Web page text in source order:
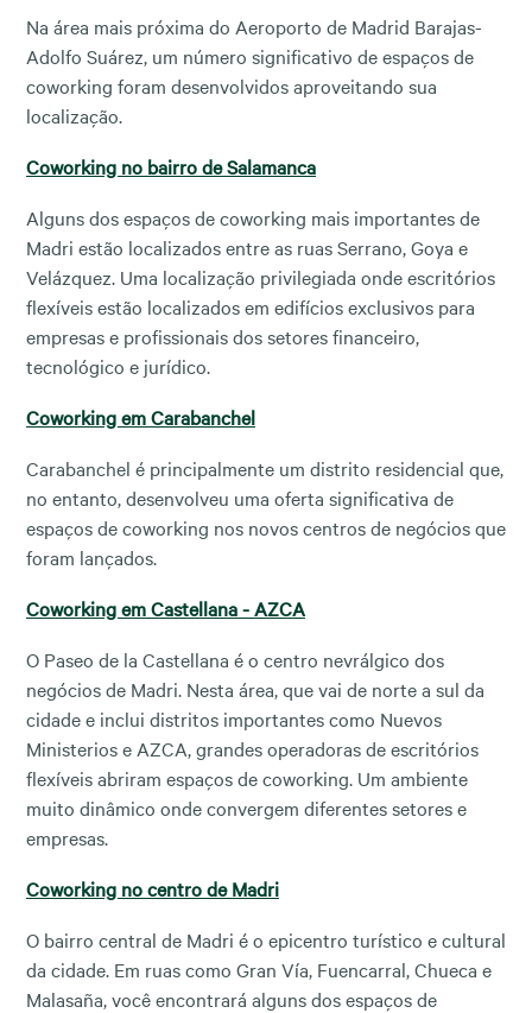
Na área mais próxima do Aeroporto de Madrid Barajas-
Adolfo Suárez, um número significativo de espaços de
coworking foram desenvolvidos aproveitando sua
localização.
Coworking no bairro de Salamanca
Alguns dos espaços de coworking mais importantes de
Madri estão localizados entre as ruas Serrano, Goya e
Velázquez. Uma localização privilegiada onde escritórios
flexíveis estão localizados em edifícios exclusivos para
empresas e profissionais dos setores financeiro,
tecnológico e jurídico.
Coworking em Carabanchel
Carabanchel é principalmente um distrito residencial que,
no entanto, desenvolveu uma oferta significativa de
espaços de coworking nos novos centros de negócios que
foram lançados.
Coworking em Castellana - AZCA
O Paseo de la Castellana é o centro nevrálgico dos
negócios de Madri. Nesta área, que vai de norte a sul da
cidade e inclui distritos importantes como Nuevos
Ministerios e AZCA, grandes operadoras de escritórios
flexíveis abriram espaços de coworking. Um ambiente
muito dinâmico onde convergem diferentes setores e
empresas.
Coworking no centro de Madri
O bairro central de Madri é o epicentro turístico e cultural
da cidade. Em ruas como Gran Vía, Fuencarral, Chueca e
Malasaña, você encontrará alguns dos espaços de